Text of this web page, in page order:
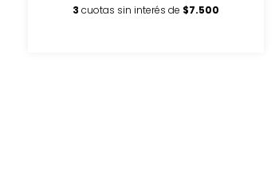
3 cuotas sin interés de $7.500